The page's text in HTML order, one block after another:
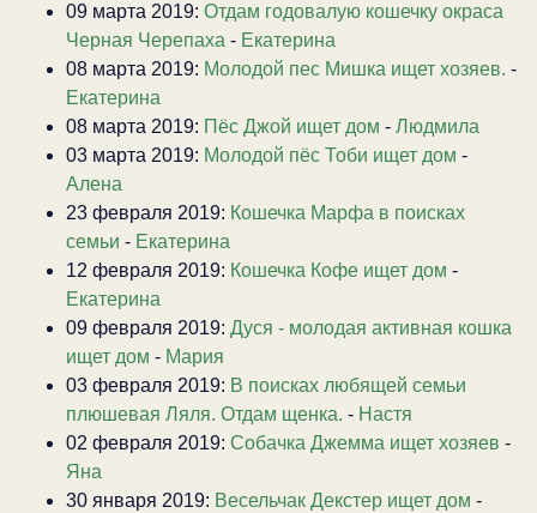
09 марта 2019: Отдам годовалую кошечку окраса
Черная Черепаха - Екатерина
08 марта 2019: Молодой пес Мишка ищет хозяев. -
Екатерина
08 марта 2019: Пёс Джой ищет дом - Людмила
03 марта 2019: Молодой пёс Тоби ищет дом -
Алена
23 февраля 2019: Кошечка Марфа в поисках
семьи - Екатерина
12 февраля 2019: Кошечка Кофе ищет дом -
Екатерина
09 февраля 2019: Дуся - молодая активная кошка
ищет дом - Мария
03 февраля 2019: В поисках любящей семьи
плюшевая Ляля. Отдам щенка. - Настя
02 февраля 2019: Собачка Джемма ищет хозяев -
Яна
30 января 2019: Весельчак Декстер ищет дом -